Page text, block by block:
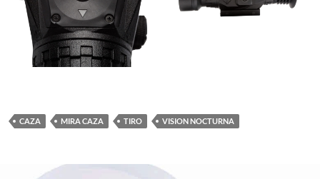
CAZA MIRA CAZA TIRO VISION NOCTURNA